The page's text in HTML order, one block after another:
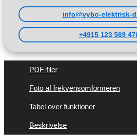
info@vybo-elektrisk-
+4915 123 569
PDF-filer
Foto af frekvensomformeren
Tabel over funktioner
Beskrivelse